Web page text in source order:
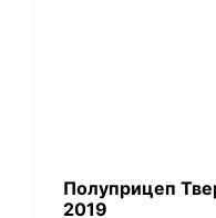
Полуприцеп
2019